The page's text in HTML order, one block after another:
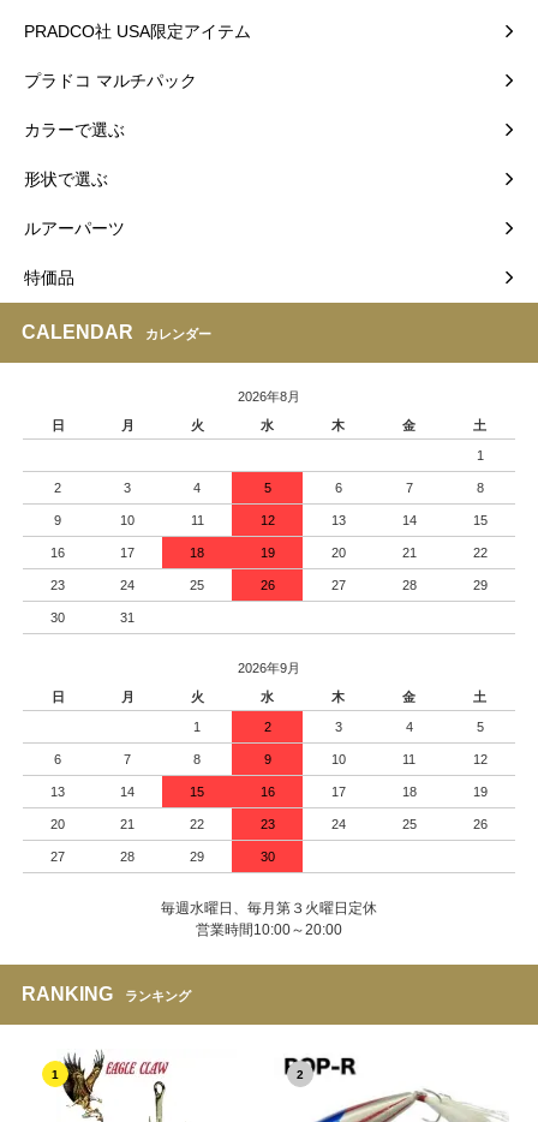
PRADCO社 USA限定アイテム
プラドコ マルチパック
カラーで選ぶ
形状で選ぶ
ルアーパーツ
特価品
CALENDAR カレンダー
2026年8月
日
月 火 水 木 金 土
1
2 3 4 5 6 7 8
9 10 11 12 13 14 15
16 17 18 19 20 21 22
23 24 25 26 27 28 29
30 31
2026年9月
日
月 火 水 木 金 土
1 2 3 4 5
6 7 8 9 10 11 12
13 14 15 16 17 18 19
20 21 22 23 24 25 26
27 28 29 30
毎週水曜日、毎月第３火曜日定休
営業時間10:00～20:00
RANKING ランキング
1 2